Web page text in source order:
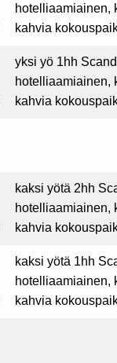
hotelliaamiainen,
kahvia
yksi yö 1hh
hotelliaamiainen,
kahvia
kaksi yötä 2hh
hotelliaamiainen,
kahvia
kaksi yötä 1hh
hotelliaamiainen,
kahvia